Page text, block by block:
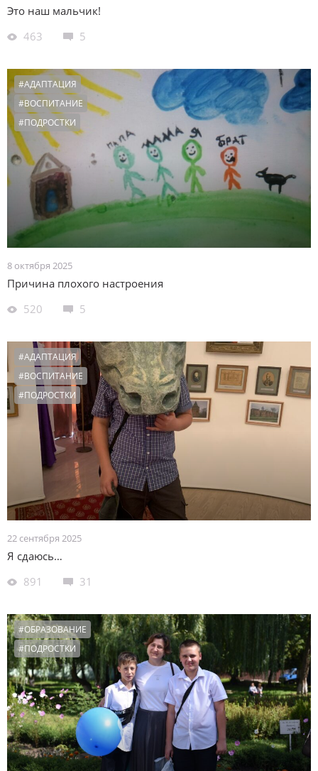
Это наш мальчик!
463
5
#АДАПТАЦИЯ
#ВОСПИТАНИЕ
#ПОДРОСТКИ
8 октября 2025
Причина плохого настроения
520
5
#АДАПТАЦИЯ
#ВОСПИТАНИЕ
#ПОДРОСТКИ
22 сентября 2025
Я сдаюсь…
891
31
#ОБРАЗОВАНИЕ
#ПОДРОСТКИ